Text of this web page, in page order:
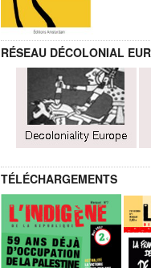
RÉSEAU DÉCOLONIAL
TÉLÉCHARGEMENTS